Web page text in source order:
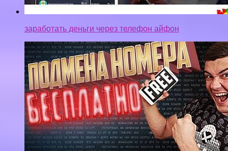
заработать деньги через телефон айфон